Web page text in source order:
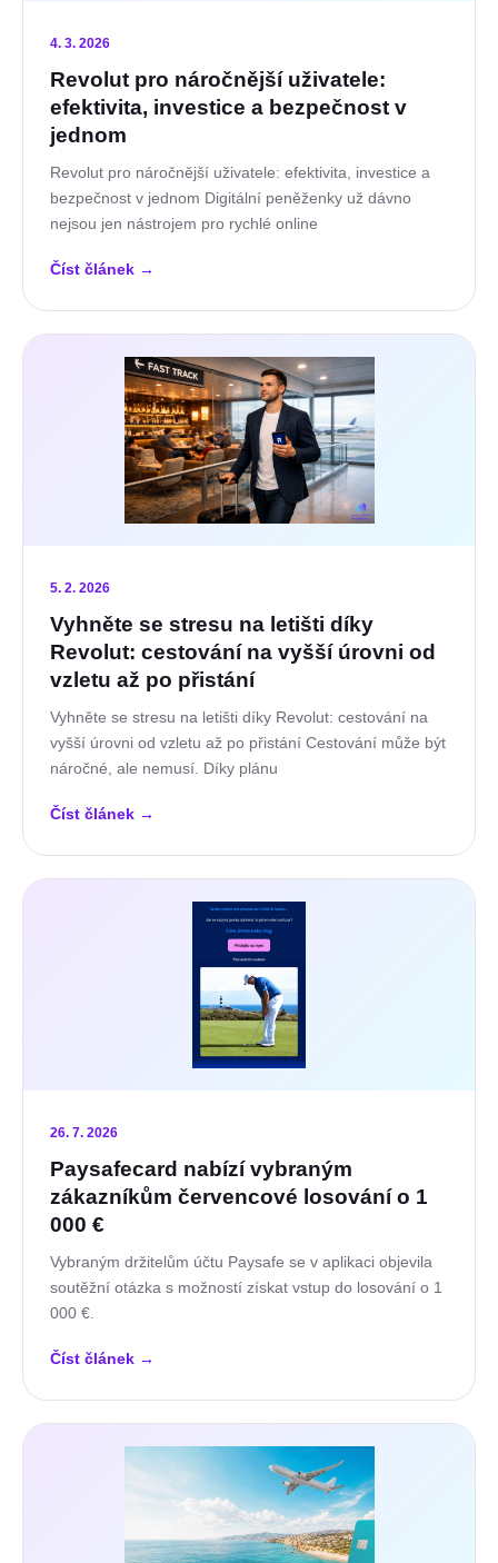
4. 3. 2026
Revolut pro náročnější uživatele:
efektivita, investice a bezpečnost v
jednom
Revolut pro náročnější uživatele: efektivita, investice a
bezpečnost v jednom Digitální peněženky už dávno
nejsou jen nástrojem pro rychlé online
Číst článek →
5. 2. 2026
Vyhněte se stresu na letišti díky
Revolut: cestování na vyšší úrovni od
vzletu až po přistání
Vyhněte se stresu na letišti díky Revolut: cestování na
vyšší úrovni od vzletu až po přistání Cestování může být
náročné, ale nemusí. Díky plánu
Číst článek →
26. 7. 2026
Paysafecard nabízí vybraným
zákazníkům červencové losování o 1
000 €
Vybraným držitelům účtu Paysafe se v aplikaci objevila
soutěžní otázka s možností získat vstup do losování o 1
000 €.
Číst článek →